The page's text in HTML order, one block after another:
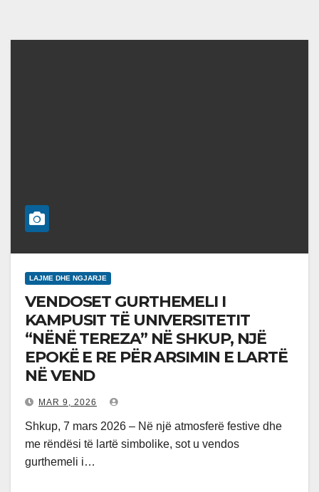
LAJME DHE NGJARJE
VENDOSET GURTHEMELI I
KAMPUSIT TË UNIVERSITETIT
“NËNË TEREZA” NË SHKUP, NJË
EPOKË E RE PËR ARSIMIN E LARTË
NË VEND
MAR 9, 2026
Shkup, 7 mars 2026 – Në një atmosferë festive dhe
me rëndësi të lartë simbolike, sot u vendos
gurthemeli i…